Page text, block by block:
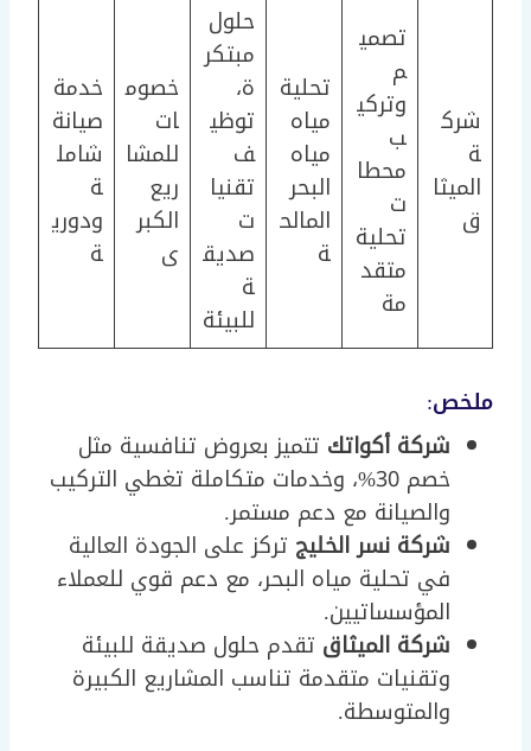
شرك
ة
الميثا
ق
تصمي
م
وتركي
ب
محطا
ت
تحلية
متقد
مة
تحلية
مياه
مياه
البحر
المالح
ة
حلول
مبتكر
ة،
توظي
ف
تقنيا
ت
صديق
ة
للبيئة
خصوم
ات
للمشا
ريع
الكبر
ى
خدمة
صيانة
شامل
ة
ودوري
ة
ملخص:
شركة أكواتك تتميز بعروض تنافسية مثل
خصم 30%، وخدمات متكاملة تغطي التركيب
والصيانة مع دعم مستمر.
شركة نسر الخليج تركز على الجودة العالية
في تحلية مياه البحر، مع دعم قوي للعملاء
المؤسساتيين.
شركة الميثاق تقدم حلول صديقة للبيئة
وتقنيات متقدمة تناسب المشاريع الكبيرة
والمتوسطة.